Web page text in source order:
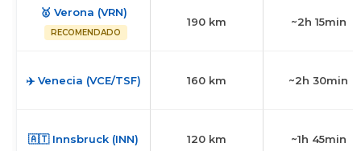
🥇 Verona (VRN)
RECOMENDADO
190 km ~2h 15min
✈️ Venecia (VCE/TSF) 160 km ~2h 30min
🇦🇹 Innsbruck (INN) 120 km ~1h 45min